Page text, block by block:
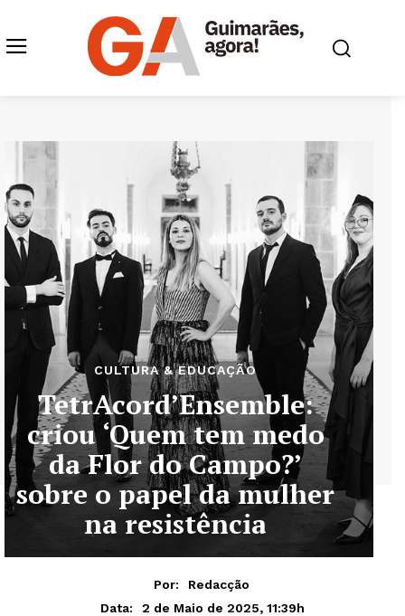
CULTURA & EDUCAÇÃO
TetrAcord’Ensemble:
criou ‘Quem tem medo
da Flor do Campo?’
sobre o papel da mulher
na resistência
Por:
Redacção
Data:
2 de Maio de 2025, 11:39h